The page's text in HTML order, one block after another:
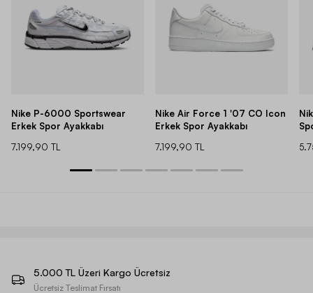
Nike P-6000 Sportswear
Erkek Spor Ayakkabı
7.199,90 TL
Nike Air Force 1 '07 CO Icon
Erkek Spor Ayakkabı
7.199,90 TL
5.000 TL Üzeri Kargo Ücretsiz
Ücretsiz Teslimat Fırsatı